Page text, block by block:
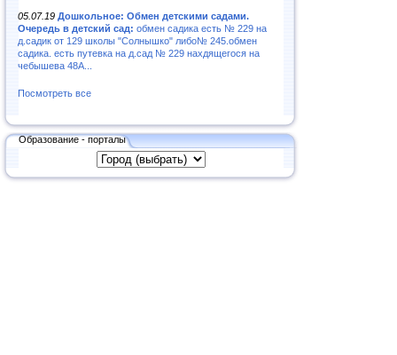
05.07.19 Дошкольное: Обмен детскими садами.
Очередь в детский сад: обмен садика есть № 229 на
д.садик от 129 школы "Солнышко" либо№ 245.обмен
садика. есть путевка на д.сад № 229 нахдящегося на
чебышева 48А...
Посмотреть все
Образование - порталы